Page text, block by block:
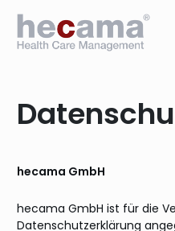
hecama GmbH
hecama GmbH ist für die
Datenschutzerklärung